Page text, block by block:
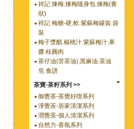
祥記 煉梅.煉梅隨身包.煉梅(膏
狀)
祥記 梅糖-硬,軟.紫蘇梅罐裝.袋
裝
梅子漿醋.楊桃汁.紫蘇梅汁.果
醬.桂圓肉
茶仔油(苦茶油).黑麻油.茶油
皂.食譜
茶寶-茶籽系列 >>
御覺茶-茶覺好喫系列
淨覺茶-居家清潔系列
潤覺茶-個人清潔系列
自然力-香氛系列